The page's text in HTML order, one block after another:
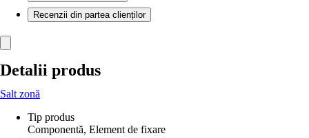
Recenzii din partea clienților
Detalii produs
Salt zonă
Tip produs
Componentă, Element de fixare